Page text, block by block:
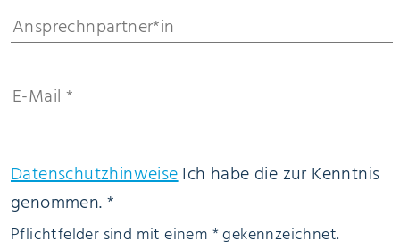
Ich habe die
Datenschutzhinweise
zur Kenntnis
genommen. *
Pflichtfelder sind mit einem * gekennzeichnet.